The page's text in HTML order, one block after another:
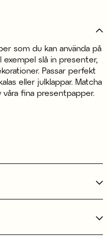
som du kan använda på
exempel slå in presenter,
Passar perfekt
eller julklappar. Matcha
fina presentpapper.